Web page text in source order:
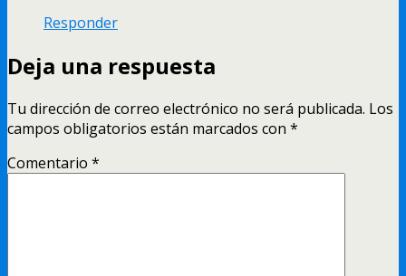
Responder
Deja una respuesta
Tu dirección de correo electrónico no será publicada. Los
campos obligatorios están marcados con *
Comentario *